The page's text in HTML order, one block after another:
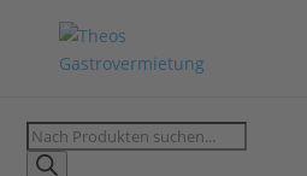
Products
search